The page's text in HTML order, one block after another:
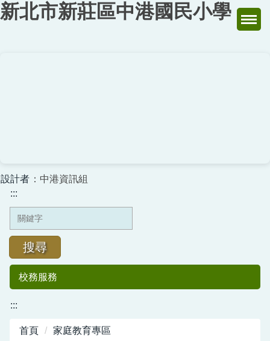
跳
到
新北市新莊區中港國民小學
設計者 ：中港資訊組
:::
搜尋
校務服務
:::
首頁 家庭教育專區